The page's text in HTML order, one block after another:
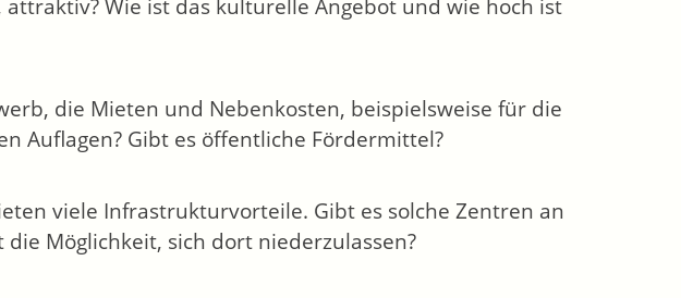
Wie ist das kulturelle Angebot und wie hoch ist
die Mieten und Nebenkosten, beispielsweise für die
Auflagen? Gibt es öffentliche Fördermittel?
viele Infrastrukturvorteile. Gibt es solche Zentren an
Möglichkeit, sich dort niederzulassen?